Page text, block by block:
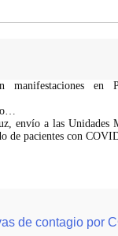
manifestaciones en
envío a las Unidades
de pacientes con
de contagio por